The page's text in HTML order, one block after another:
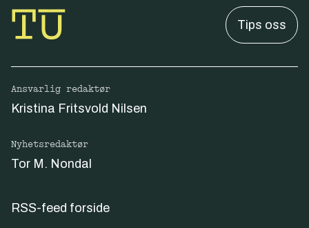
Tips oss
Ansvarlig redaktør
Kristina Fritsvold Nilsen
Nyhetsredaktør
Tor M. Nondal
RSS-feed forside